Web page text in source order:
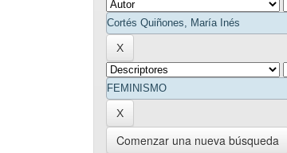
Comenzar una nueva búsqueda